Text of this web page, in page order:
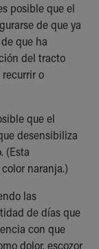
posible que el
de que ya
que ha
del tracto
o
que el
desensibiliza
(Esta
naranja.)
las
de días que
con que
dolor, escozor